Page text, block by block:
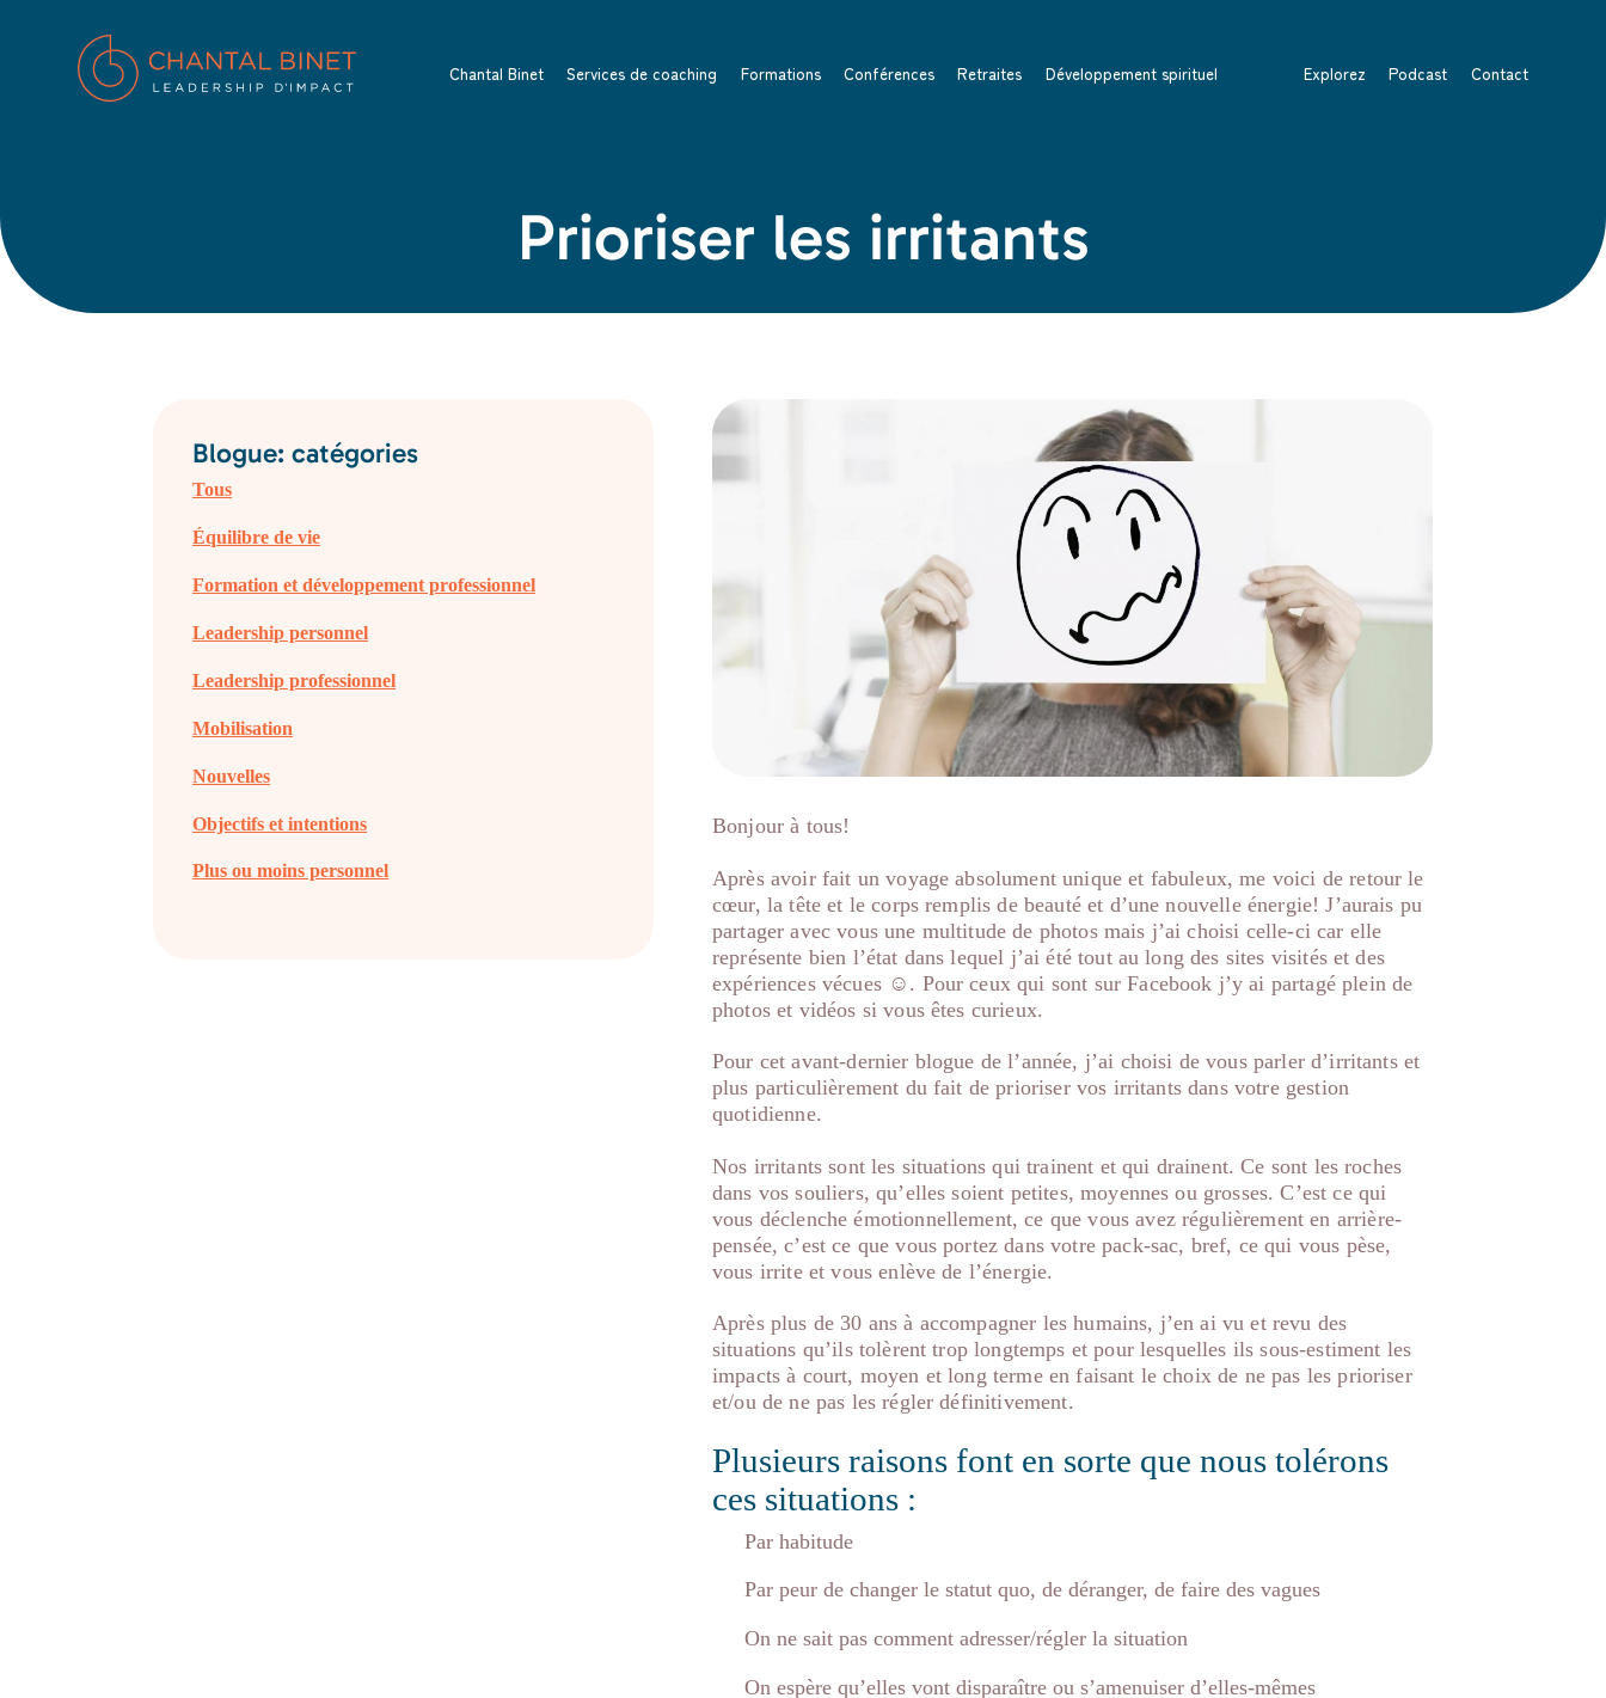
Chantal Binet Services de coaching Formations Conférences Retraites Développement spirituel Explorez Podcast Contact
Prioriser les irritants
Blogue: catégories
Tous
Équilibre de vie
Formation et développement professionnel
Leadership personnel
Leadership professionnel
Mobilisation
Nouvelles
Objectifs et intentions
Plus ou moins personnel
Bonjour à tous!
Après avoir fait un voyage absolument unique et fabuleux, me voici de retour le
cœur, la tête et le corps remplis de beauté et d’une nouvelle énergie! J’aurais pu
partager avec vous une multitude de photos mais j’ai choisi celle-ci car elle
représente bien l’état dans lequel j’ai été tout au long des sites visités et des
expériences vécues ☺. Pour ceux qui sont sur Facebook j’y ai partagé plein de
photos et vidéos si vous êtes curieux.
Pour cet avant-dernier blogue de l’année, j’ai choisi de vous parler d’irritants et
plus particulièrement du fait de prioriser vos irritants dans votre gestion
quotidienne.
Nos irritants sont les situations qui trainent et qui drainent. Ce sont les roches
dans vos souliers, qu’elles soient petites, moyennes ou grosses. C’est ce qui
vous déclenche émotionnellement, ce que vous avez régulièrement en arrière-
pensée, c’est ce que vous portez dans votre pack-sac, bref, ce qui vous pèse,
vous irrite et vous enlève de l’énergie.
Après plus de 30 ans à accompagner les humains, j’en ai vu et revu des
situations qu’ils tolèrent trop longtemps et pour lesquelles ils sous-estiment les
impacts à court, moyen et long terme en faisant le choix de ne pas les prioriser
et/ou de ne pas les régler définitivement.
Plusieurs raisons font en sorte que nous tolérons
ces situations :
Par habitude
Par peur de changer le statut quo, de déranger, de faire des vagues
On ne sait pas comment adresser/régler la situation
On espère qu’elles vont disparaître ou s’amenuiser d’elles-mêmes